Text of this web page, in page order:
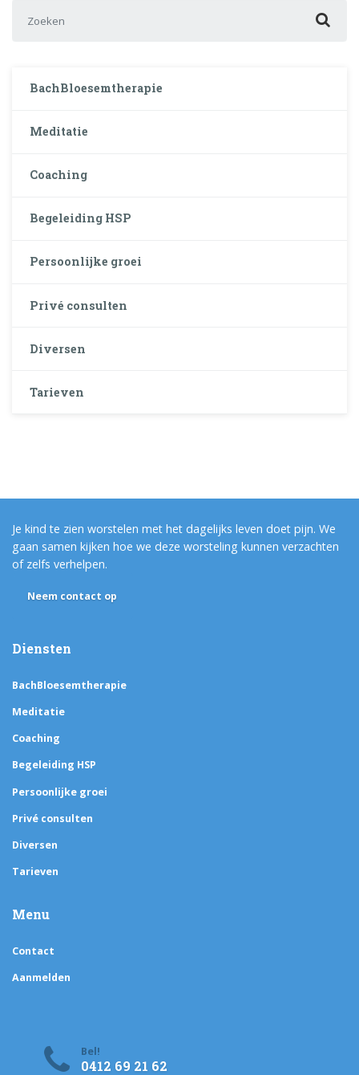
BachBloesemtherapie
Meditatie
Coaching
Begeleiding HSP
Persoonlijke groei
Privé consulten
Diversen
Tarieven
Je kind te zien worstelen met het dagelijks leven doet pijn. We
gaan samen kijken hoe we deze worsteling kunnen verzachten
of zelfs verhelpen.
Neem contact op
Diensten
BachBloesemtherapie
Meditatie
Coaching
Begeleiding HSP
Persoonlijke groei
Privé consulten
Diversen
Tarieven
Menu
Contact
Aanmelden
Bel!
0412 69 21 62